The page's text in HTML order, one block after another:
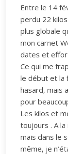
Entre le 14
perdu 22
plus globale
mon carnet
dates et
Ce qui me
le début et la
hasard, mais
pour
Les kilos et
toujours . A la
mais dans le
même, je